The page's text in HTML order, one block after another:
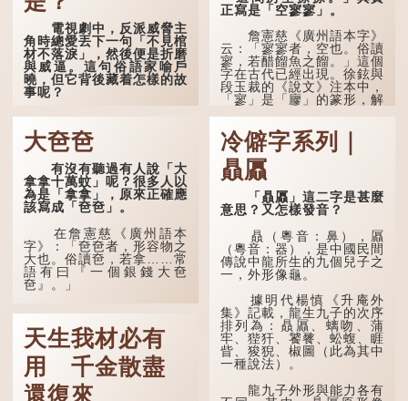
電視劇中，反派威脅主
角時總愛丟下一句「不見棺
材不落淚」，然後便是折磨
與威逼。這句俗語家喻戶
曉，但它背後藏着怎樣的故
事呢？
「不見棺材不落淚」的
原句，有說法是「不見棺材
不下淚」或「不見親棺不下
淚」，出自明朝蘭陵笑笑生
所著的《金瓶梅詞話》第九
十八回。原意是指人未親眼
見到親人棺木，便不會真正
感到悲傷；後來引申為比喻
敗，便不肯罷休。
許多人對這上半句耳熟
能詳，但它其實還有下半句
——「不到黃河心不死」...
正寫是「空寥寥」。
詹憲慈《廣州語本字》
云：「寥寥者，空也。俗讀
寥，若醋餾魚之餾。」這個
字在古代已經出現。徐鉉與
段玉裁的《說文》注本中，
「寥」是「廫」的篆形，解
·安期先生》載琊阜老人故
事，以「寥寥安期，虛質高
清」形容空虛無所事事。
大夿夿
有沒有聽過有人說「大
拿拿十萬蚊」呢？很多人以
為是「拿拿」，原來正確應
該寫成「夿夿」。
在詹憲慈《廣州語本
字》：「夿夿者，形容物之
大也。俗讀夿，若拿……常
語有曰『一個銀錢大夿
夿』。」
數量之大了。「大夿夿十萬
蚊」，就是說十萬元是一筆
大數目了。
不過，「夿」字本音讀
天生我材必有
用 千金散盡
還復來
冷僻字系列｜
贔屭
「贔屭」這二字是甚麼
意思？又怎樣發音？
贔（粵音：鼻），屭
（粵音：器），是中國民間
傳說中龍所生的九個兒子之
一，外形像龜。
據明代楊慎《升庵外
集》記載，龍生九子的次序
排列為：贔屭、螭吻、蒲
牢、狴犴、饕餮、蚣蝮、睚
眥、狻猊、椒圖（此為其中
一種說法）。
龍九子外形與能力各有